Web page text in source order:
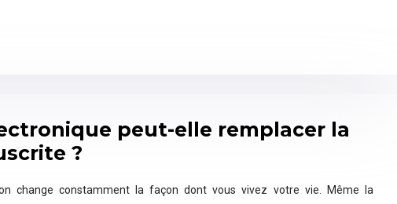
peut-elle remplacer la
?
change constamment la façon dont vous vivez votre vie. Même la